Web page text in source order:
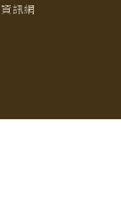
訊網